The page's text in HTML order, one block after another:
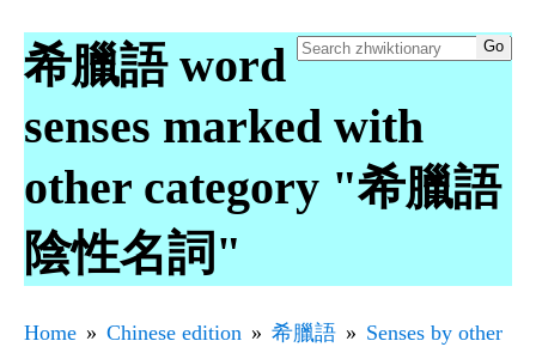
希臘語 word
senses marked with
other category "希臘語
陰性名詞"
Home Chinese edition 希臘語
Senses by other